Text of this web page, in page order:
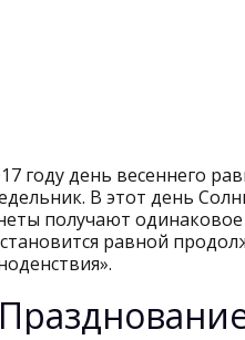
году день весеннего
В этот день
получают
равной